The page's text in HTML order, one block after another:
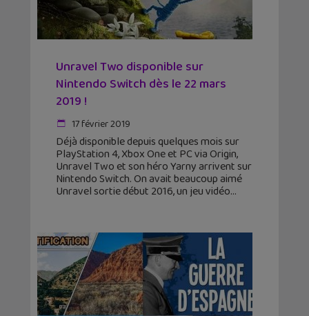
Unravel Two disponible sur
Nintendo Switch dès le 22 mars
2019 !
17 février 2019
Déjà disponible depuis quelques mois sur
PlayStation 4, Xbox One et PC via Origin,
Unravel Two et son héro Yarny arrivent sur
Nintendo Switch. On avait beaucoup aimé
Unravel sortie début 2016, un jeu vidéo